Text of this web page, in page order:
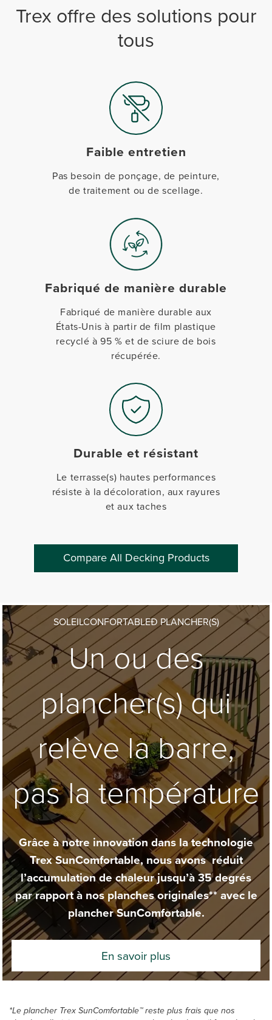
Trex offre des solutions pour
tous
Faible entretien
Pas besoin de ponçage, de peinture,
de traitement ou de scellage.
Fabriqué de manière durable
Fabriqué de manière durable aux
États-Unis à partir de film plastique
recyclé à 95 % et de sciure de bois
récupérée.
Durable et résistant
Le terrasse(s) hautes performances
résiste à la décoloration, aux rayures
et aux taches
Compare All Decking Products
SOLEILCONFORTABLEÐ PLANCHER(S)
Un ou des
plancher(s) qui
relève la barre,
pas la température
Grâce à notre innovation dans la technologie
Trex SunComfortable, nous avons réduit
l’accumulation de chaleur jusqu’à 35 degrés
par rapport à nos planches originales** avec le
plancher SunComfortable.
En savoir plus
*Le plancher Trex SunComfortable™ reste plus frais que nos